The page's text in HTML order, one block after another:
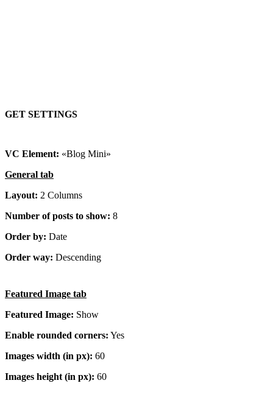
GET SETTINGS
VC Element: «Blog Mini»
General tab
Layout: 2 Columns
Number of posts to show: 8
Order by: Date
Order way: Descending
Featured Image tab
Featured Image: Show
Enable rounded corners: Yes
Images width (in px): 60
Images height (in px): 60